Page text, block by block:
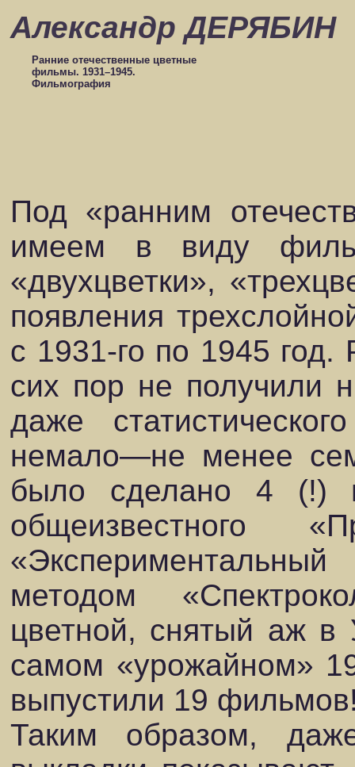
Александр ДЕРЯБИН
Ранние отечественные цветные
фильмы. 1931–1945.
Фильмография
Под «ранним
имеем в виду
«двухцветки»,
появления
с 1931-го по 1945
сих пор не получили
даже
немало—не менее
было сделано 4 (!)
общеизвестного
методом
цветной, снятый аж в
самом «урожайном»
выпустили 19
Таким образом,